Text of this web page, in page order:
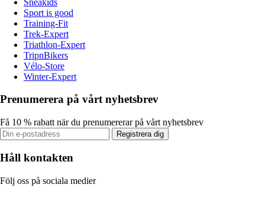
Sport is good
Training-Fit
Trek-Expert
Triathlon-Expert
TripnBikers
Vélo-Store
Winter-Expert
Prenumerera på vårt nyhetsbrev
Få 10 % rabatt när du prenumererar på vårt nyhetsbrev
Registrera dig
Håll kontakten
Följ oss på sociala medier